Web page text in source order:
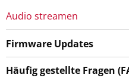
Audio streamen
Firmware Updates
Häufig gestellte Fragen